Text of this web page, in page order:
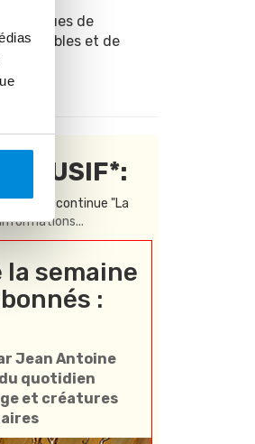
marques de
et de
!
continue "La
la semaine
:
Jean Antoine
quotidien
et créatures